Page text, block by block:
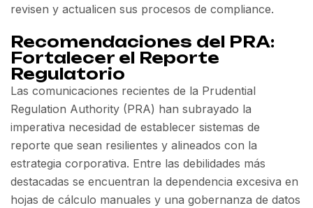
revisen y actualicen sus procesos de compliance.
Recomendaciones del PRA:
Fortalecer el Reporte
Regulatorio
Las comunicaciones recientes de la Prudential
Regulation Authority (PRA) han subrayado la
imperativa necesidad de establecer sistemas de
reporte que sean resilientes y alineados con la
estrategia corporativa. Entre las debilidades más
destacadas se encuentran la dependencia excesiva en
hojas de cálculo manuales y una gobernanza de datos